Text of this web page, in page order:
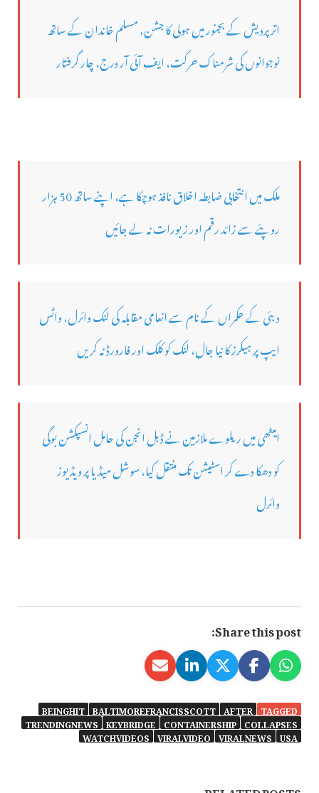
اتر پردیش کے بجنور میں ہولی کا جشن، مسلم خاندان کے ساتھ
نوجوانوں کی شرمناک حرکت، ایف آئی آر درج، چار گرفتار
ملک میں انتخابی ضابطہ اخلاق نافذ ہوچکا ہے، اپنے ساتھ 50 ہزار
روپئے سے زائد رقم اور زیورات نہ لے جائیں
دبئی کے حکمراں کے نام سے انعامی مقابلہ کی لنک وائرل، واٹس
ایپ پر ہیکرز کا نیا جال، لنک کو کلک اور فارورڈ نہ کریں
امیٹھی میں ریلوے ملازمین نے ڈبل انجن کی حامل انسپکشن بوگی
کو دھکا دے کر اسٹیشن تک منتقل کیا، سوشل میڈیا پر ویڈیوز
وائرل
Share this post:
TAGGED
AFTER
BALTIMOREFRANCISSCOTT
BEINGHIT
COLLAPSES
CONTAINERSHIP
KEYBRIDGE
TRENDINGNEWS
USA
VIRALNEWS
VIRALVIDEO
WATCHVIDEOS